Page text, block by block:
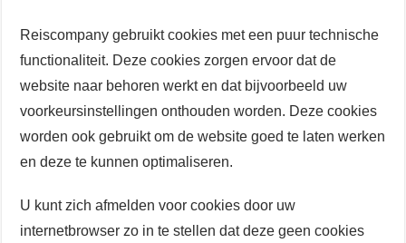
Reiscompany gebruikt cookies met een puur technische
functionaliteit. Deze cookies zorgen ervoor dat de
website naar behoren werkt en dat bijvoorbeeld uw
voorkeursinstellingen onthouden worden. Deze cookies
worden ook gebruikt om de website goed te laten werken
en deze te kunnen optimaliseren.
U kunt zich afmelden voor cookies door uw
internetbrowser zo in te stellen dat deze geen cookies